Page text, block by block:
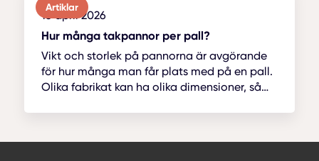
13 april 2026
Artiklar
Hur många takpannor per pall?
Vikt och storlek på pannorna är avgörande
för hur många man får plats med på en pall.
Olika fabrikat kan ha olika dimensioner, så